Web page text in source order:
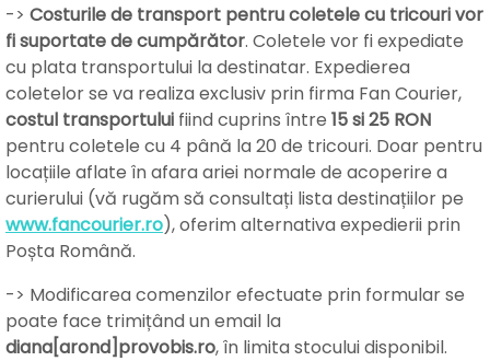
-> Costurile de transport pentru coletele cu tricouri vor
fi suportate de cumpărător. Coletele vor fi expediate
cu plata transportului la destinatar. Expedierea
coletelor se va realiza exclusiv prin firma Fan Courier,
costul transportului fiind cuprins între 15 si 25 RON
pentru coletele cu 4 până la 20 de tricouri. Doar pentru
locațiile aflate în afara ariei normale de acoperire a
curierului (vă rugăm să consultați lista destinațiilor pe
www.fancourier.ro), oferim alternativa expedierii prin
Poșta Română.
-> Modificarea comenzilor efectuate prin formular se
poate face trimițând un email la
diana[arond]provobis.ro, în limita stocului disponibil.